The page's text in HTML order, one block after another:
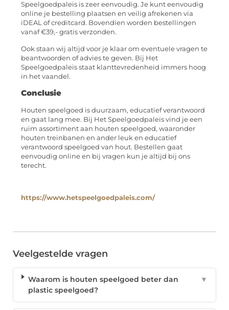
Speelgoedpaleis is zeer eenvoudig. Je kunt eenvoudig
online je bestelling plaatsen en veilig afrekenen via
iDEAL of creditcard. Bovendien worden bestellingen
vanaf €39,- gratis verzonden.
Ook staan wij altijd voor je klaar om eventuele vragen te
beantwoorden of advies te geven. Bij Het
Speelgoedpaleis staat klanttevredenheid immers hoog
in het vaandel.
Conclusie
Houten speelgoed is duurzaam, educatief verantwoord
en gaat lang mee. Bij Het Speelgoedpaleis vind je een
ruim assortiment aan houten speelgoed, waaronder
houten treinbanen en ander leuk en educatief
verantwoord speelgoed van hout. Bestellen gaat
eenvoudig online en bij vragen kun je altijd bij ons
terecht.
https://www.hetspeelgoedpaleis.com/
Veelgestelde vragen
Waarom is houten speelgoed beter dan
plastic speelgoed?
▼